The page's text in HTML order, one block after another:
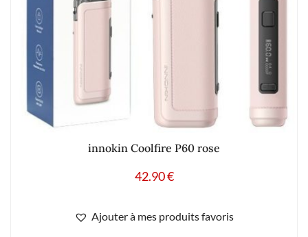
innokin Coolfire P60 rose
42.90€
Ajouter à mes produits favoris